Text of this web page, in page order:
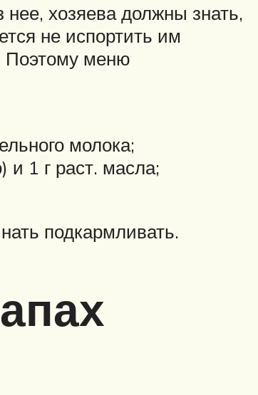
нее, хозяева должны знать,
не испортить им
Поэтому меню
молока;
и 1 г раст. масла;
подкармливать.